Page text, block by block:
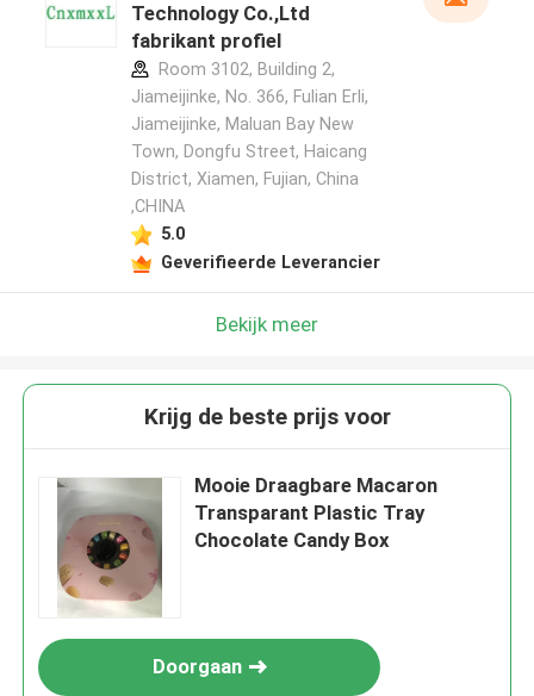
Technology Co.,Ltd
fabrikant profiel
Room 3102, Building 2,
Jiameijinke, No. 366, Fulian Erli,
Jiameijinke, Maluan Bay New
Town, Dongfu Street, Haicang
District, Xiamen, Fujian, China
,CHINA
5.0
Geverifieerde Leverancier
Bekijk meer
Krijg de beste prijs voor
Mooie Draagbare Macaron
Transparant Plastic Tray
Chocolate Candy Box
Doorgaan